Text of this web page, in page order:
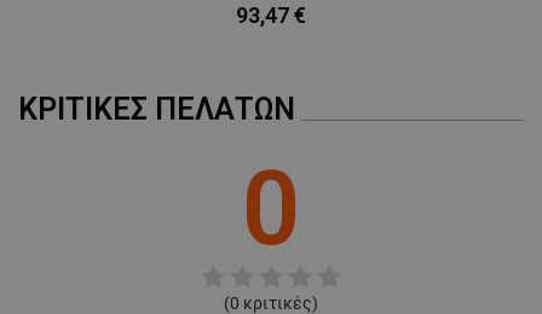
93,47 €
ΚΡΙΤΙΚΈΣ ΠΕΛΑΤΏΝ
0
(0 κριτικές)